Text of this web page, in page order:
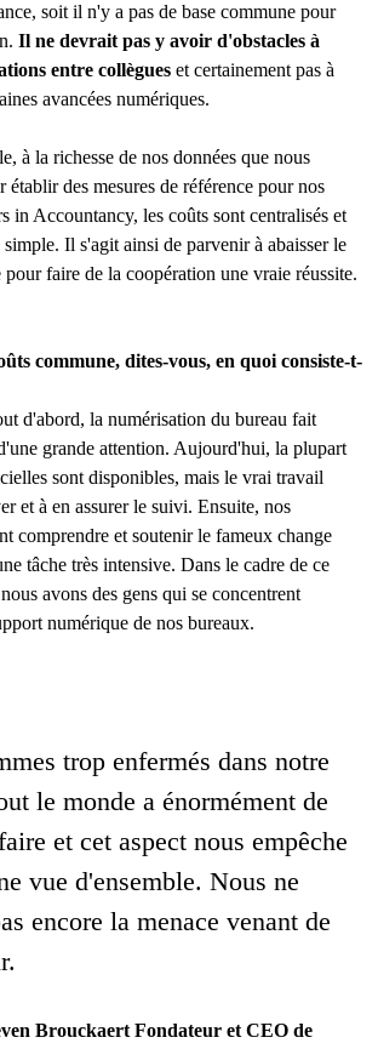
soit il n'y a pas de base commune pour
Il ne devrait pas y avoir d'obstacles à
entre collègues et certainement pas à
avancées numériques.
à la richesse de nos données que nous
des mesures de référence pour nos
in Accountancy, les coûts sont centralisés et
simple. Il s'agit ainsi de parvenir à abaisser le
faire de la coopération une vraie réussite.
commune, dites-vous, en quoi consiste-t-
d'abord, la numérisation du bureau fait
grande attention. Aujourd'hui, la plupart
sont disponibles, mais le vrai travail
et à en assurer le suivi. Ensuite, nos
comprendre et soutenir le fameux change
tâche très intensive. Dans le cadre de ce
avons des gens qui se concentrent
numérique de nos bureaux.
trop enfermés dans notre
le monde a énormément de
et cet aspect nous empêche
vue d'ensemble. Nous ne
encore la menace venant de
Brouckaert Fondateur et CEO de